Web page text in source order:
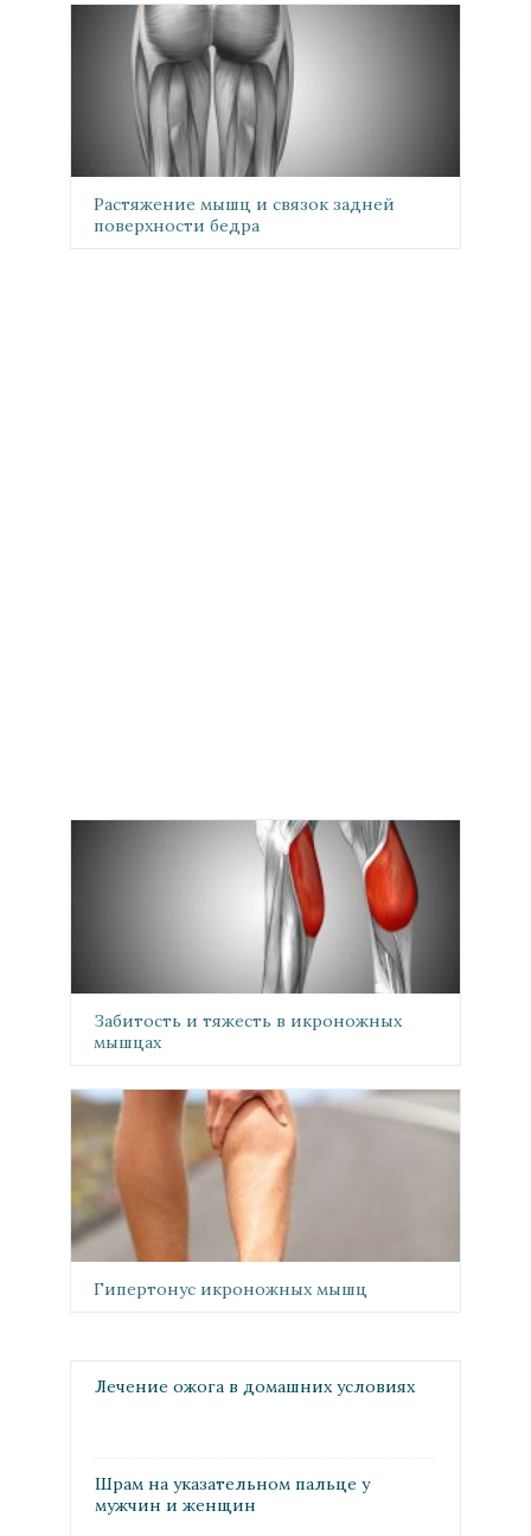
Растяжение мышц и связок задней
поверхности бедра
Забитость и тяжесть в икроножных
мышцах
Гипертонус икроножных мышц
Лечение ожога в домашних условиях
Шрам на указательном пальце у
мужчин и женщин